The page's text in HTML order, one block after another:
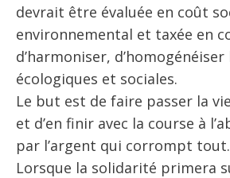
devrait être évaluée en coût
environnemental et taxée en
d’harmoniser,
écologiques et sociales.
Le but est de faire passer la
et d’en finir avec la course à
par l’argent qui corrompt tout.
Lorsque la solidarité primera